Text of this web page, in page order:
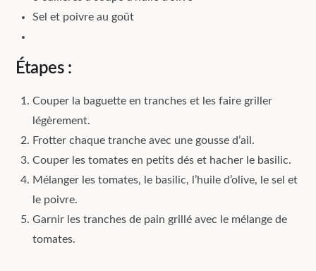
Sel et poivre au goût
Étapes :
Couper la baguette en tranches et les faire griller
légèrement.
Frotter chaque tranche avec une gousse d’ail.
Couper les tomates en petits dés et hacher le basilic.
Mélanger les tomates, le basilic, l’huile d’olive, le sel et
le poivre.
Garnir les tranches de pain grillé avec le mélange de
tomates.